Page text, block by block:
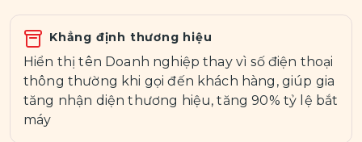
Khẳng định thương hiệu
Hiển thị tên Doanh nghiệp thay vì số điện thoại
thông thường khi gọi đến khách hàng, giúp gia
tăng nhận diện thương hiệu, tăng 90% tỷ lệ bắt
máy